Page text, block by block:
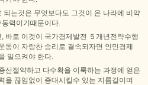
는것은 무엇보다도 그것이 온 나라에 비약
력이기때문이다.
바로 이것이 국가경제발전 ５개년전략수행
동이 자랑찬 승리로 결속되자면 인민경제
일으켜야 한다.
산절약하고 다수확을 이룩하는 과정에 얻은
을 끊임없이 증대시킬수 있는 지름길이며